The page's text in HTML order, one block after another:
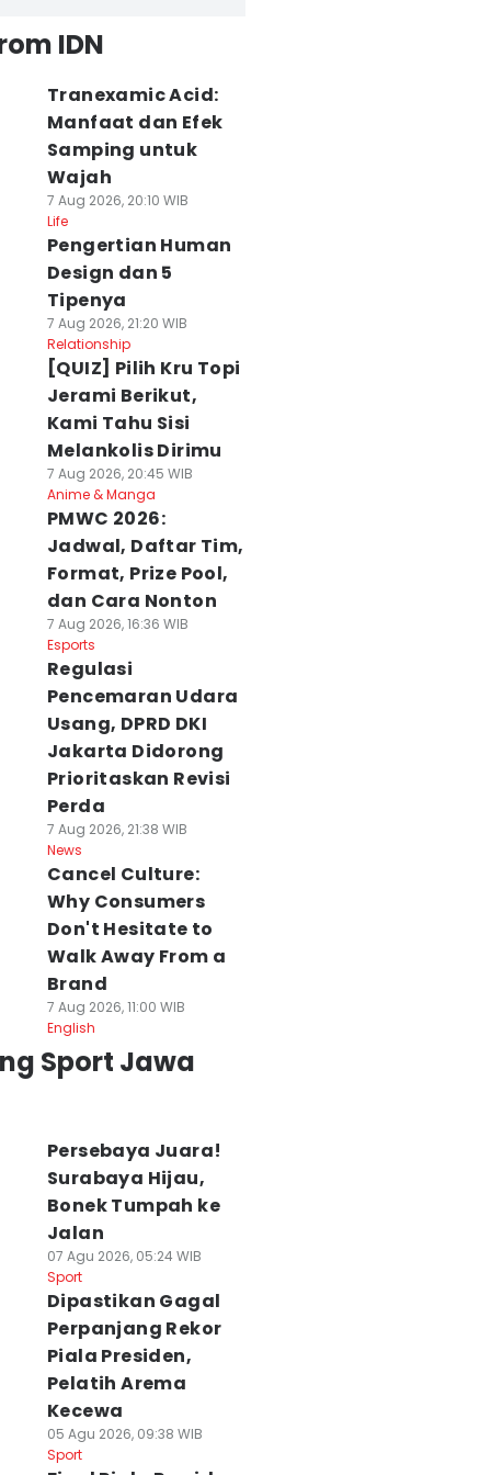
Uji Coba
Pelatih
Van Gastel
Agu 2026, 11:09 WIB
2 Pemain Asing
PSIM Perkuat
Indonesia All Stars
Hadapi Aston Villa
31 Jul 2026, 20:41 WIB
IDN
Tranexamic Acid:
Manfaat dan Efek
Samping untuk
Wajah
7 Aug 2026, 20:10 WIB
Life
Pengertian Human
Design dan 5
Tipenya
7 Aug 2026, 21:20 WIB
Relationship
[QUIZ] Pilih Kru Topi
Jerami Berikut,
Kami Tahu Sisi
Melankolis Dirimu
7 Aug 2026, 20:45 WIB
Anime & Manga
PMWC 2026:
Jadwal, Daftar Tim,
Format, Prize Pool,
dan Cara Nonton
7 Aug 2026, 16:36 WIB
Esports
Regulasi
Pencemaran Udara
Usang, DPRD DKI
Jakarta Didorong
Prioritaskan Revisi
Perda
7 Aug 2026, 21:38 WIB
News
Cancel Culture:
Why Consumers
Don't Hesitate to
Walk Away From a
Brand
7 Aug 2026, 11:00 WIB
English
Sport Jawa
Persebaya Juara!
Surabaya Hijau,
Bonek Tumpah ke
Jalan
07 Agu 2026, 05:24 WIB
Sport
Dipastikan Gagal
Perpanjang Rekor
Piala Presiden,
Pelatih Arema
Kecewa
05 Agu 2026, 09:38 WIB
Sport